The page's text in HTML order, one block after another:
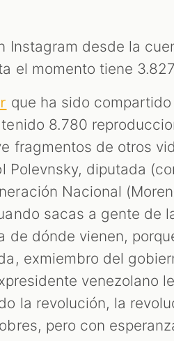
Instagram desde la
el momento tiene
que ha sido
8.780
fragmentos de otros
Polevnsky, diputada
Nacional
sacas a gente de
de dónde vienen,
exmiembro del
venezolano
la revolución, la
pero con